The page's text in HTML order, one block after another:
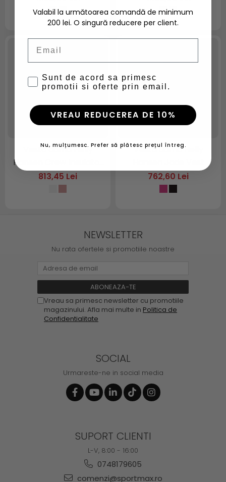
Vesta dama Helly
Hansen Crew Insulator
Vest 2.0
813,45 Lei
Vesta dama Helly
762,60 Lei
NEWSLETTER
Nu rata ofertele si promotiile noastre
Vreau sa primesc newsletter cu promotiile
magazinului. Afla mai multe in Politica de
Confidentialitate
SOCIAL
Urmareste-ne in social media
SUPORT CLIENTI
L-V, 8:00 - 16:00
0748179605
comenzi@sportmax.ro
Valabil la următoarea comandă de minimum
200 lei. O singură reducere per client.
Sunt de acord sa primesc
promotii si oferte prin email.
VREAU REDUCEREA DE 10%
Nu, mulțumesc. Prefer să plătesc prețul întreg.